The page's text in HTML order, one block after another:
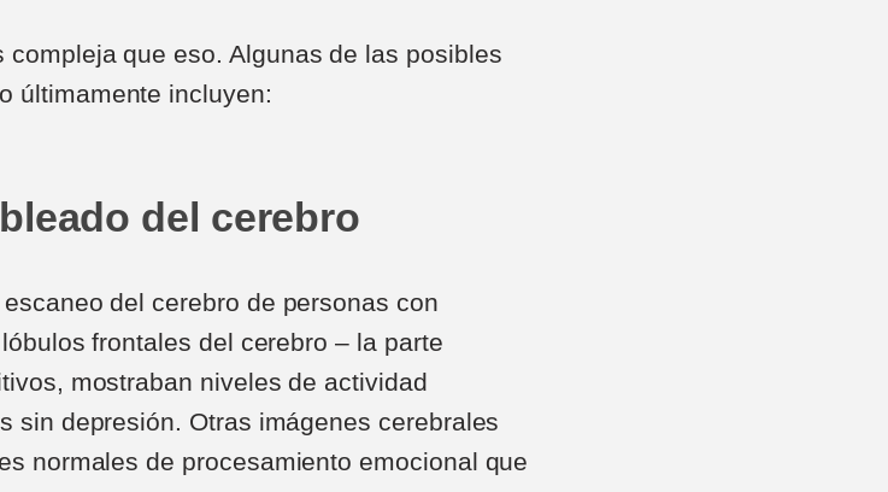
que eso. Algunas de las posibles
últimamente incluyen:
del cerebro
del cerebro de personas con
frontales del cerebro – la parte
mostraban niveles de actividad
sin depresión. Otras imágenes cerebrales
normales de procesamiento emocional que